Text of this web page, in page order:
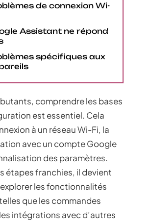
de connexion Wi-
Assistant ne répond
spécifiques aux
comprendre les bases
est essentiel. Cela
à un réseau Wi-Fi, la
avec un compte Google
des paramètres.
étapes franchies, il devient
les fonctionnalités
que les commandes
intégrations avec d’autres